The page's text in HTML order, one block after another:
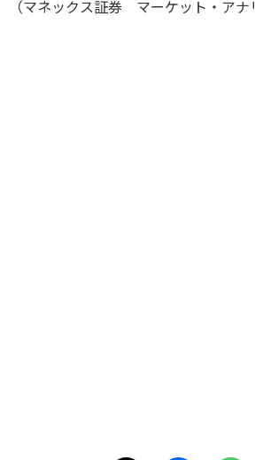
（マネックス証券 マーケット・ア